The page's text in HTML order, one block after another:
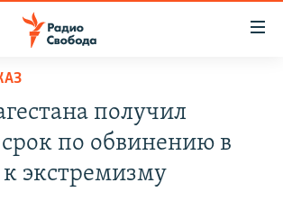
получил
по обвинению в
экстремизму